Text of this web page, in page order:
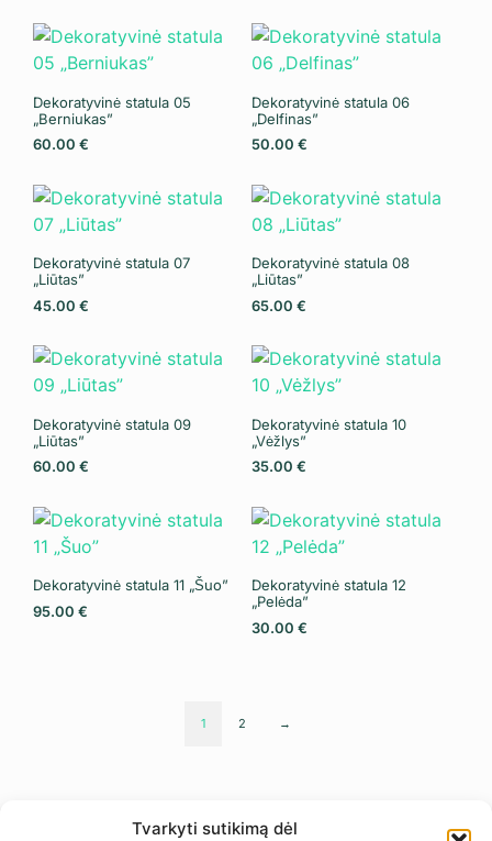
Tvarkyti sutikimą dėl
Dekoratyvinė statula 05
„Berniukas”
60.00 €
Dekoratyvinė statula 06
„Delfinas”
50.00 €
Dekoratyvinė statula 07
„Liūtas”
45.00 €
Dekoratyvinė statula 08
„Liūtas”
65.00 €
Dekoratyvinė statula 09
„Liūtas”
60.00 €
Dekoratyvinė statula 10
„Vėžlys”
35.00 €
Dekoratyvinė statula 11 „Šuo”
95.00 €
Dekoratyvinė statula 12
„Pelėda”
30.00 €
1 2 →